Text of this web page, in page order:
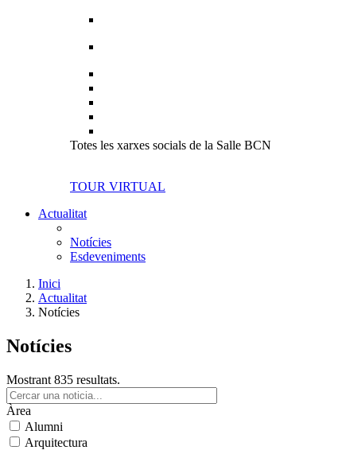
Totes les xarxes socials de la Salle BCN
TOUR VIRTUAL
Actualitat
Notícies
Esdeveniments
Inici
Actualitat
Notícies
Notícies
Mostrant 835 resultats.
Àrea
Alumni
Arquitectura